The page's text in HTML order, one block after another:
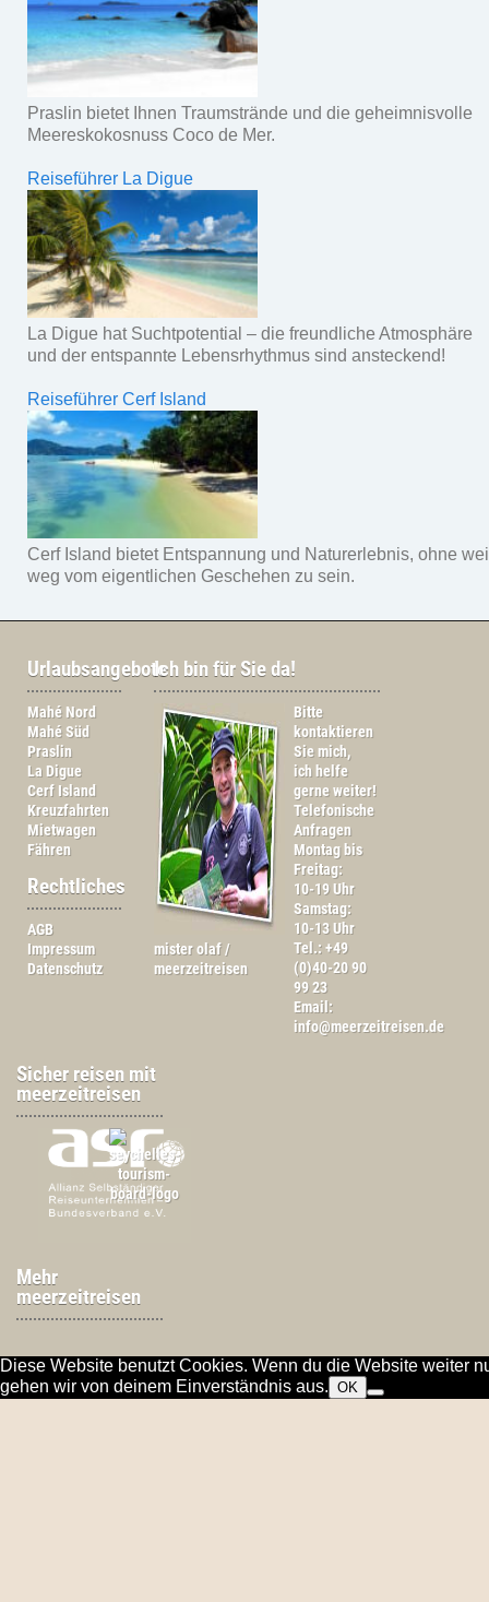
Praslin bietet Ihnen Traumstrände und die geheimnisvolle
Meereskokosnuss Coco de Mer.
Reiseführer La Digue
La Digue hat Suchtpotential – die freundliche Atmosphäre
und der entspannte Lebensrhythmus sind ansteckend!
Reiseführer Cerf Island
Cerf Island bietet Entspannung und Naturerlebnis, ohne
weg vom eigentlichen Geschehen zu sein.
Urlaubsangebote
Mahé Nord
Mahé Süd
Praslin
La Digue
Cerf Island
Kreuzfahrten
Mietwagen
Fähren
Rechtliches
AGB
Impressum
Datenschutz
Ich bin für Sie da!
mister olaf /
meerzeitreisen
Bitte
kontaktieren
Sie mich,
ich helfe
gerne weiter!
Telefonische
Anfragen
Montag bis
Freitag:
10-19 Uhr
Samstag:
10-13 Uhr
Tel.: +49
(0)40-20 90
99 23
Email:
info@meerzeitreisen.de
Sicher reisen mit
meerzeitreisen
Mehr
meerzeitreisen
Diese Website benutzt Cookies. Wenn du die Website weiter
gehen wir von deinem Einverständnis aus. OK